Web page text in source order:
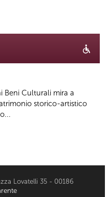
Beni Culturali mira a
storico-artistico
Lovatelli 35 - 00186